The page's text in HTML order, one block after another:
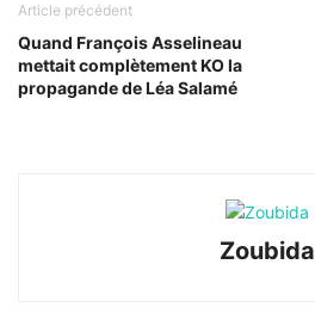
Article précédent
Quand François Asselineau
mettait complètement KO la
propagande de Léa Salamé
Zoubida